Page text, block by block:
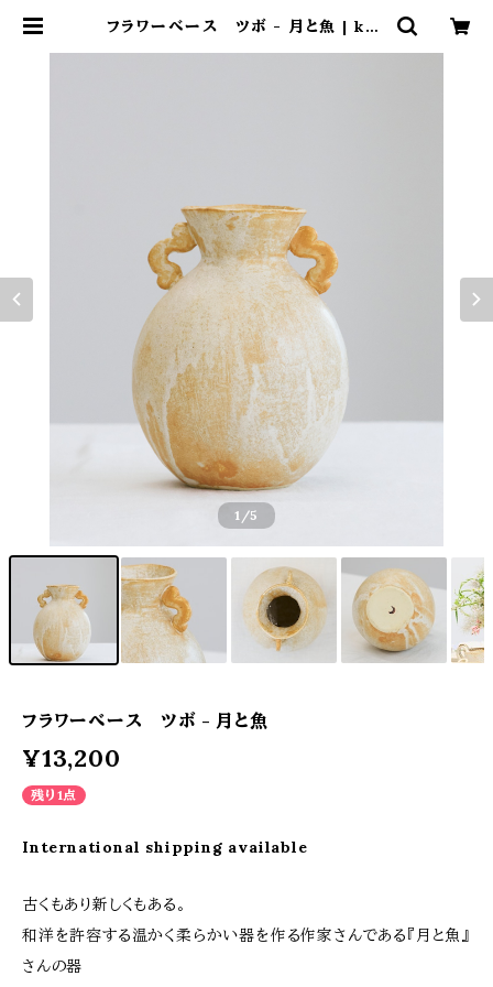
フラワーベース ツボ - 月と魚 | kao
1 /5
フラワーベース ツボ - 月と魚
¥13,200
残り1点
International shipping available
古くもあり新しくもある。
和洋を許容する温かく柔らかい器を作る作家さんである『月と魚』
さんの器